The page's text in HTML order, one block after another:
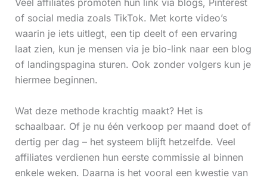
Veel affiliates promoten hun link via blogs, Pinterest
of social media zoals TikTok. Met korte video’s
waarin je iets uitlegt, een tip deelt of een ervaring
laat zien, kun je mensen via je bio-link naar een blog
of landingspagina sturen. Ook zonder volgers kun je
hiermee beginnen.
Wat deze methode krachtig maakt? Het is
schaalbaar. Of je nu één verkoop per maand doet of
dertig per dag – het systeem blijft hetzelfde. Veel
affiliates verdienen hun eerste commissie al binnen
enkele weken. Daarna is het vooral een kwestie van